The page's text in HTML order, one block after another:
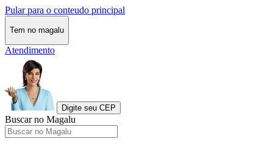
Pular para o conteudo principal
Tem no magalu
Atendimento
Digite seu CEP
Buscar no Magalu